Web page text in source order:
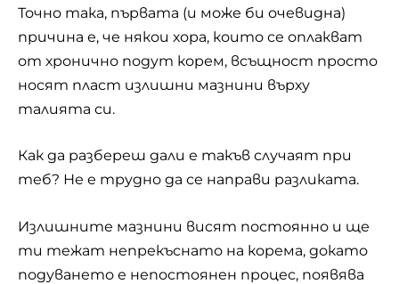
Точно така, първата (и може би очевидна)
причина е, че някои хора, които се оплакват
от хронично подут корем, всъщност просто
носят пласт излишни мазнини върху
талията си.
Как да разбереш дали е такъв случаят при
теб? Не е трудно да се направи разликата.
Излишните мазнини висят постоянно и ще
ти тежат непрекъснато на корема, докато
подуването е непостоянен процес, появява